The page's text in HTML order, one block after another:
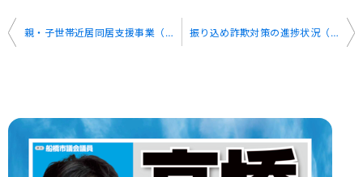
投
ゲ
親・子世帯近居同居支援事業（一般質問） 振り込め詐欺対策の進捗状況（一般質問）